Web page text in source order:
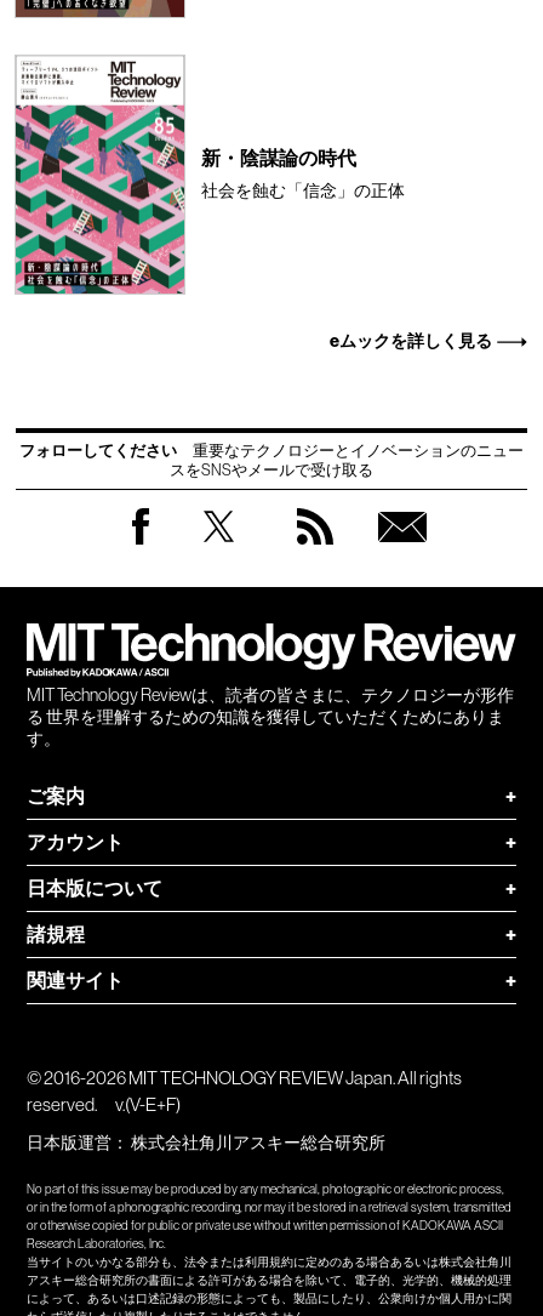
新・陰謀論の時代
社会を蝕む「信念」の正体
eムックを詳しく見る
フォローしてください
重要なテクノロジーとイノベーションのニュー
スをSNSやメールで受け取る
MIT Technology Reviewは、読者の皆さまに、テクノロジーが形作
る 世界を理解するための知識を獲得していただくためにありま
す。
ご案内
+
アカウント
+
日本版について
+
諸規程
+
関連サイト
+
© 2016-2026 MIT TECHNOLOGY REVIEW Japan. All rights
reserved.
v.(V-E+F)
日本版運営：株式会社角川アスキー総合研究所
No part of this issue may be produced by any mechanical, photographic or electronic process,
or in the form of a phonographic recording, nor may it be stored in a retrieval system, transmitted
or otherwise copied for public or private use without written permission of KADOKAWA ASCII
Research Laboratories, Inc.
当サイトのいかなる部分も、法令または利用規約に定めのある場合あるいは株式会社角川
アスキー総合研究所の書面による許可がある場合を除いて、電子的、光学的、機械的処理
によって、あるいは口述記録の形態によっても、製品にしたり、公衆向けか個人用かに関